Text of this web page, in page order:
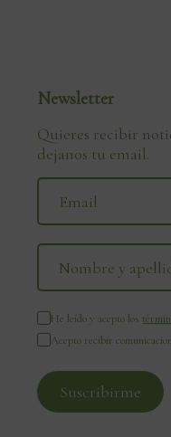
Newsletter
Quieres recibir
dejanos tu email.
He leído y acepto los
Acepto recibir